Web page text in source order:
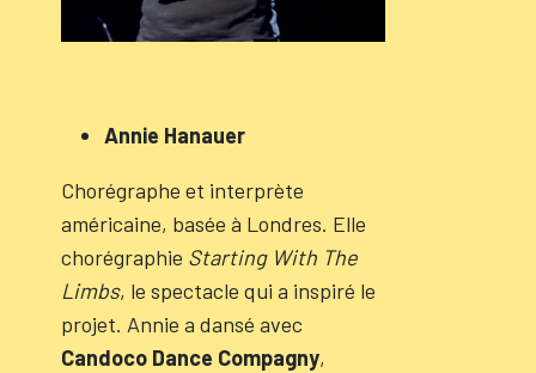
Annie Hanauer
Chorégraphe et interprète
américaine, basée à Londres. Elle
chorégraphie Starting With The
Limbs, le spectacle qui a inspiré le
projet. Annie a dansé avec
Candoco Dance Compagny,